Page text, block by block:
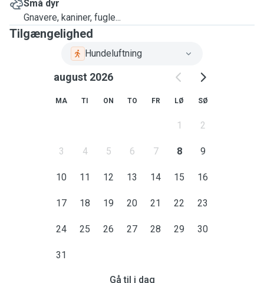
Små dyr
Gnavere, kaniner, fugle...
Tilgængelighed
Hundeluftning
august 2026
MA TI ON TO FR LØ SØ
1 2
3 4 5 6 7 8 9
10 11 12 13 14 15 16
17 18 19 20 21 22 23
24 25 26 27 28 29 30
31
Gå til i dag